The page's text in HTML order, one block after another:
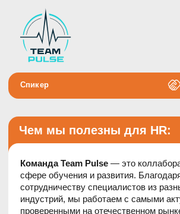
Спикер
Команда Team Pulse— это коллаборация экспертов в
сфере обучения и развития. Благодаря плотному
сотрудничеству специалистов из разных бизнес-
индустрий, мы работаем с самыми актуальными и
развитии сотрудников.
В любом образовательном проекте мы готовы стать
партнёрами и исполнителями любых креативных и
сложных задач: от проведения единичного тренинга до
полного методического сопровождения специалистов
учебных центров.